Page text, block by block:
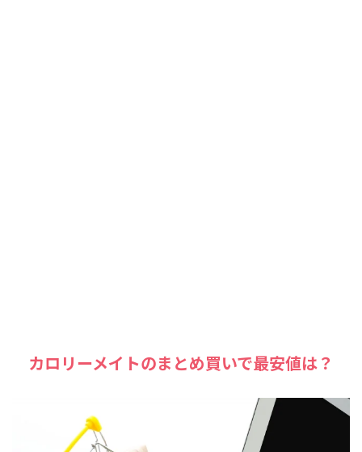
カロリーメイトのまとめ買いで最安値は？